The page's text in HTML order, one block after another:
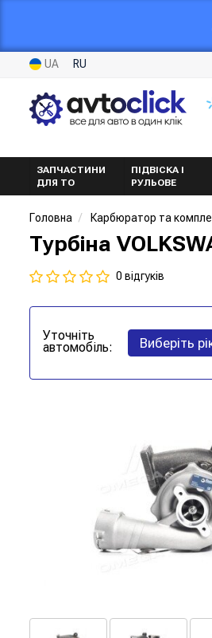
UA RU
ЗАПЧАСТИНИ
ДЛЯ ТО
ПІДВІСКА І
РУЛЬОВЕ
Головна Карбюратор та
Турбіна
0 відгуків
Уточніть
автомобіль: Виберіть